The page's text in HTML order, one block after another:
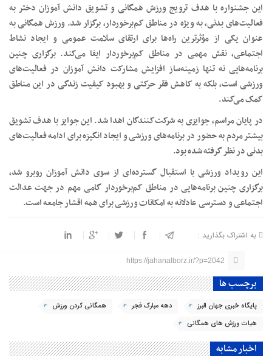
این جشنواره با هدف ترویج ورزش همگانی و تشویق دانش آموزان دختر به
فعالیت‌های بدنی، به ویژه در مناطق کم‌برخوردار، برگزار شد. ورزش همگانی به
عنوان یکی از مؤثرترین راه‌ها برای ارتقای سلامت عمومی و ایجاد نشاط
اجتماعی، نقش مهمی در مناطق کم‌برخوردار ایفا می‌کند. برگزاری چنین
برنامه‌هایی نه تنها زمینه‌ساز افزایش مشارکت دانش آموزان در فعالیت‌های
ورزشی است، بلکه به کاهش فقر حرکتی و بهبود کیفیت زندگی در این مناطق
کمک می‌کند.
در پایان مراسم، جوایزی به شرکت‌کنندگان اهدا شد. این جوایز با هدف تشویق
بیشتر مردم به حضور در برنامه‌های ورزشی و ایجاد انگیزه برای ادامه فعالیت‌های
بدنی در نظر گرفته شده بود.
این رویداد ورزشی با استقبال گسترده‌ای از سوی دانش آموزان روبرو شد،
برگزاری چنین برنامه‌هایی در مناطق کم‌برخوردار گامی مهم در جهت عدالت
اجتماعی و دسترسی عادلانه به امکانات ورزشی برای همه اقشار جامعه است.
به اشتراک بگذارید :
https://jahanalborz.ir/?p=2042
برچسب ها
پایگاه خبری جهان البرز دهه مبارک فجر
همگانی کردن ورزش
هیات ورزش های همگانی
اخبار مشابه